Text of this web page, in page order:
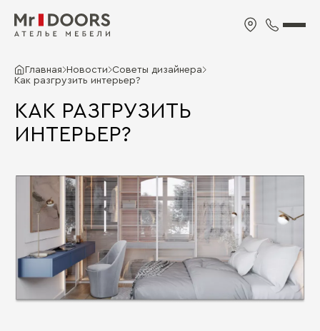
Главная Новости Советы дизайнера
Как разгрузить интерьер?
КАК РАЗГРУЗИТЬ
ИНТЕРЬЕР?